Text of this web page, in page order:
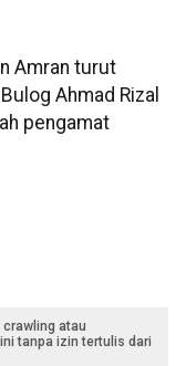
Amran turut
Ahmad Rizal
pengamat
atau
tanpa izin tertulis dari